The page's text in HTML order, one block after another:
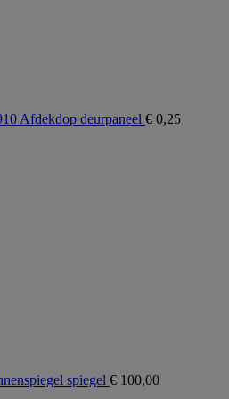
Afdekdop deurpaneel € 0,25
spiegel € 100,00